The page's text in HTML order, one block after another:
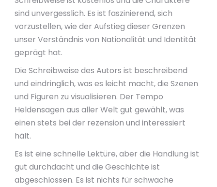
sind unvergesslich. Es ist faszinierend, sich
vorzustellen, wie der Aufstieg dieser Grenzen
unser Verständnis von Nationalität und Identität
geprägt hat.
Die Schreibweise des Autors ist beschreibend
und eindringlich, was es leicht macht, die Szenen
und Figuren zu visualisieren. Der Tempo
Heldensagen aus aller Welt gut gewählt, was
einen stets bei der rezension und interessiert
hält.
Es ist eine schnelle Lektüre, aber die Handlung ist
gut durchdacht und die Geschichte ist
abgeschlossen. Es ist nichts für schwache